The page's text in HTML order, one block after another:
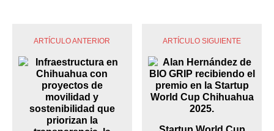
ARTÍCULO ANTERIOR ARTÍCULO SIGUIENTE